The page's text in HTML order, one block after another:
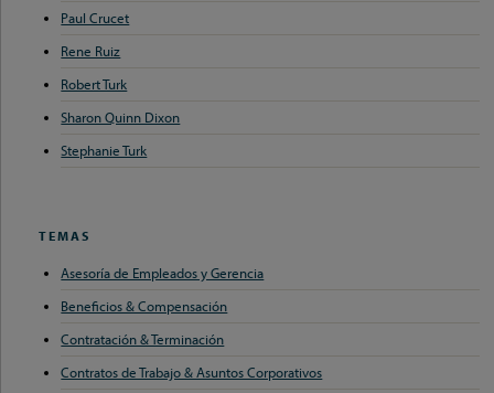
Paul Crucet
Rene Ruiz
Robert Turk
Sharon Quinn Dixon
Stephanie Turk
TEMAS
Asesoría de Empleados y Gerencia
Beneficios & Compensación
Contratación & Terminación
Contratos de Trabajo & Asuntos Corporativos